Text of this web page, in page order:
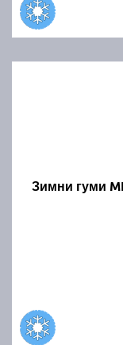
Зимни гуми